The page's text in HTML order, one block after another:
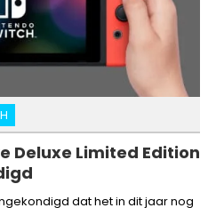
Deluxe Limited Edition
dat het in dit jaar nog